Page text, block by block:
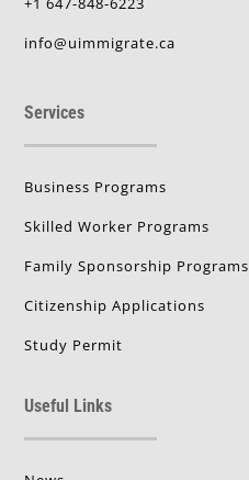
info@uimmigrate.ca
Services
Business Programs
Skilled Worker Programs
Family Sponsorship Programs
Citizenship Applications
Study Permit
Useful Links